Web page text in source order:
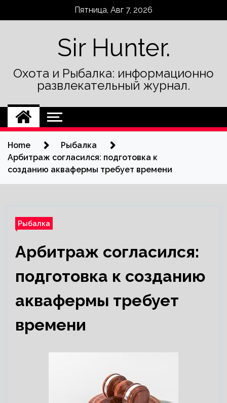
Пятница, Авг 7, 2026
Sir Hunter.
Охота и Рыбалка: информационно
развлекательный журнал.
Home
Рыбалка
Арбитраж согласился: подготовка к
созданию аквафермы требует времени
Рыбалка
Арбитраж согласился:
подготовка к созданию
аквафермы требует
времени